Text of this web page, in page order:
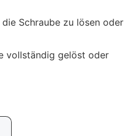
Schraube zu lösen oder
vollständig gelöst oder